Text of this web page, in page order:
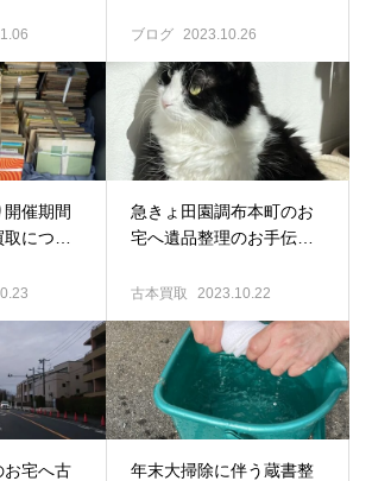
門店 古書窟揚羽堂
ブログ 2023.10.26
催期間
につい
羽堂
急きょ田園調布本町のお
宅へ遺品整理のお手伝い
張買取専門店 古書窟揚
古本買取 2023.10.22
お宅へ古
年末大掃除に伴う蔵書整